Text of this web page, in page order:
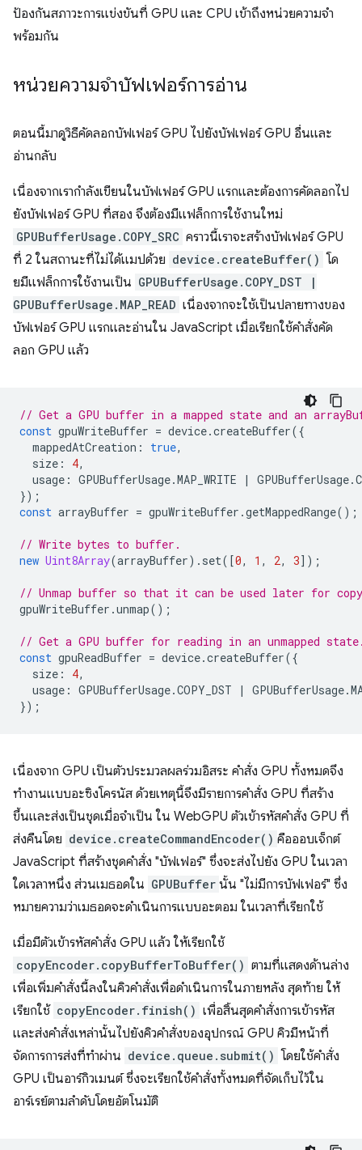
ป้องกันสภาวะการแข่งขันที่ GPU และ CPU เข้าถึงหน่วยความจำ
พร้อมกัน
หน่วยความจำบัฟเฟอร์การอ่าน
ตอนนี้มาดูวิธีคัดลอกบัฟเฟอร์ GPU ไปยังบัฟเฟอร์ GPU อื่นและ
อ่านกลับ
เนื่องจากเรากำลังเขียนในบัฟเฟอร์ GPU แรกและต้องการคัดลอกไป
ยังบัฟเฟอร์ GPU ที่สอง จึงต้องมีแฟล็กการใช้งานใหม่
GPUBufferUsage.COPY_SRC คราวนี้เราจะสร้างบัฟเฟอร์ GPU
ที่ 2 ในสถานะที่ไม่ได้แมปด้วย device.createBuffer() โด
ยมีแฟล็กการใช้งานเป็น GPUBufferUsage.COPY_DST |
GPUBufferUsage.MAP_READ เนื่องจากจะใช้เป็นปลายทางของ
บัฟเฟอร์ GPU แรกและอ่านใน JavaScript เมื่อเรียกใช้คำสั่งคัด
ลอก GPU แล้ว
// Get a GPU buffer in a mapped state and an
const gpuWriteBuffer = device.createBuffer({
mappedAtCreation : true,
size : 4,
usage : GPUBufferUsage.MAP_WRITE | GPUBufferUsage.
});
const arrayBuffer = gpuWriteBuffer .getMappedRange();
// Write bytes to buffer.
new Uint8Array(arrayBuffer). set([0, 1 , 2, 3]);
// Unmap buffer so that it can be used later for
gpuWriteBuffer .unmap();
// Get a GPU buffer for reading in an unmapped
const gpuReadBuffer = device.createBuffer({
size : 4,
usage : GPUBufferUsage.COPY_DST | GPUBufferUsage.
});
เนื่องจาก GPU เป็นตัวประมวลผลร่วมอิสระ คำสั่ง GPU ทั้งหมดจึง
ทำงานแบบอะซิงโครนัส ด้วยเหตุนี้จึงมีรายการคำสั่ง GPU ที่สร้าง
ขึ้นและส่งเป็นชุดเมื่อจำเป็น ใน WebGPU ตัวเข้ารหัสคำสั่ง GPU ที่
ส่งคืนโดย device.createCommandEncoder() คือออบเจ็กต์
JavaScript ที่สร้างชุดคำสั่ง "บัฟเฟอร์" ซึ่งจะส่งไปยัง GPU ในเวลา
ใดเวลาหนึ่ง ส่วนเมธอดใน GPUBuffer นั้น "ไม่มีการบัฟเฟอร์" ซึ่ง
หมายความว่าเมธอดจะดำเนินการแบบอะตอม ในเวลาที่เรียกใช้
เมื่อมีตัวเข้ารหัสคำสั่ง GPU แล้ว ให้เรียกใช้
copyEncoder.copyBufferToBuffer() ตามที่แสดงด้านล่าง
เพื่อเพิ่มคำสั่งนี้ลงในคิวคำสั่งเพื่อดำเนินการในภายหลัง สุดท้าย ให้
เรียกใช้ copyEncoder.finish() เพื่อสิ้นสุดคำสั่งการเข้ารหัส
และส่งคำสั่งเหล่านั้นไปยังคิวคำสั่งของอุปกรณ์ GPU คิวมีหน้าที่
จัดการการส่งที่ทำผ่าน device.queue.submit() โดยใช้คำสั่ง
GPU เป็นอาร์กิวเมนต์ ซึ่งจะเรียกใช้คำสั่งทั้งหมดที่จัดเก็บไว้ใน
อาร์เรย์ตามลำดับโดยอัตโนมัติ